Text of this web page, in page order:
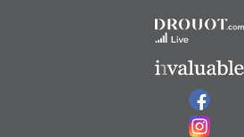
Vers notre page Instagram